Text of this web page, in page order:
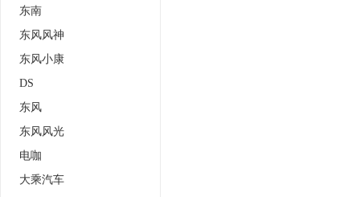
东南
东风风神
东风小康
DS
东风
东风风光
电咖
大乘汽车